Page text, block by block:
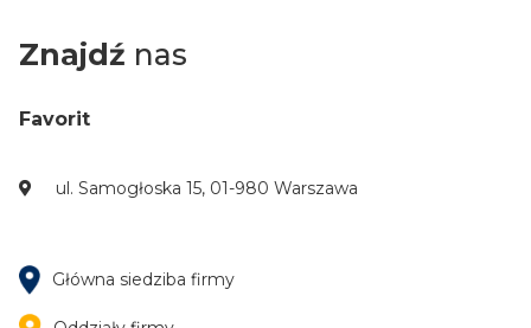
Znajdź nas
Favorit
ul. Samogłoska 15, 01-980 Warszawa
Główna siedziba firmy